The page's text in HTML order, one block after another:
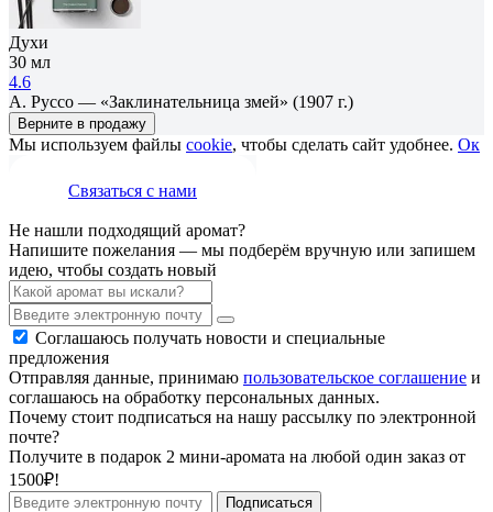
Духи
30 мл
4.6
А. Руссо — «Заклинательница змей» (1907 г.)
Верните в продажу
Мы используем файлы cookie, чтобы сделать сайт удобнее. Ок
Связаться с нами
Не нашли подходящий аромат?
Напишите пожелания — мы подберём вручную или запишем
идею, чтобы создать новый
Соглашаюсь получать новости и специальные
предложения
Отправляя данные, принимаю пользовательское соглашение и
соглашаюсь на обработку персональных данных.
Почему стоит подписаться на нашу рассылку по электронной
почте?
Получите в подарок 2 мини-аромата на любой один заказ от
1500₽!
Подписаться